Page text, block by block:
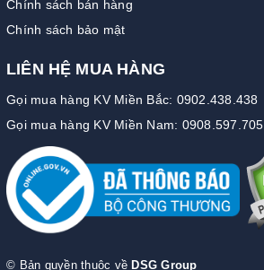
Chính sách bán hàng
Chính sách bảo mật
LIÊN HỆ MUA HÀNG
Gọi mua hàng KV Miền Bắc: 0902.438.438
Gọi mua hàng KV Miền Nam: 0908.597.705
© Bản quyền thuộc về DSG Group